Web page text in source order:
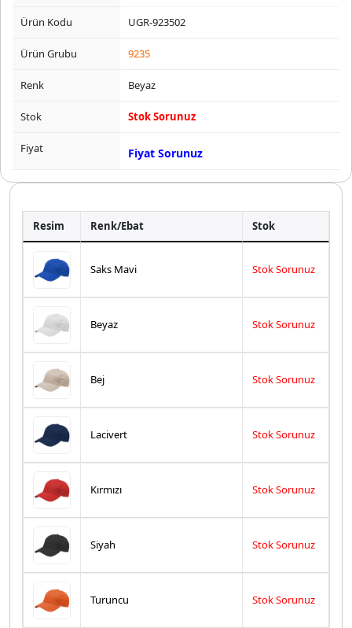
Ürün Kodu UGR-923502
Ürün Grubu 9235
Renk Beyaz
Stok Stok Sorunuz
Fiyat Fiyat Sorunuz
Resim Renk/Ebat Stok
Saks Mavi Stok Sorunuz
Beyaz Stok Sorunuz
Bej Stok Sorunuz
Lacivert Stok Sorunuz
Kırmızı Stok Sorunuz
Siyah Stok Sorunuz
Turuncu Stok Sorunuz